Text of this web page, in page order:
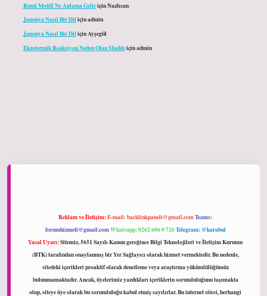
Rumi Motifi Ne Anlama GeliriçinNazlıcan
Japonya Nasıl Bir Diliçinadmin
Japonya Nasıl Bir DiliçinAyşegül
Ekzotermik Reaksiyon Neden Olan Maddeiçinadmin
Reklam ve İletişim:E-mail:backlinkpaneli@gmail.comTeams:
forumhizmeti@gmail.comWhatsapp: 0262 606 0 726Telegram: @karabul
Yasal Uyarı:Sitemiz, 5651 Sayılı Kanun gereğince Bilgi Teknolojileri ve İletişim Kurumu
(BTK) tarafından onaylanmış bir Yer Sağlayıcı olarak hizmet vermektedir. Bu nedenle,
sitedeki içerikleri proaktif olarak denetleme veya araştırma yükümlülüğümüz
bulunmamaktadır. Ancak, üyelerimiz yazdıkları içeriklerin sorumluluğunu taşımakta
olup, siteye üye olarak bu sorumluluğu kabul etmiş sayılırlar. Bu internet sitesi, herhangi